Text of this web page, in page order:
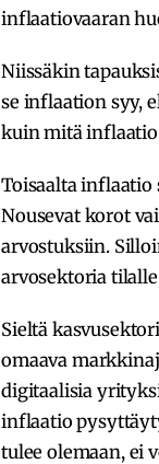
inflaatiovaaran
Niissäkin
se inflaation syy,
kuin mitä inflaatio
Toisaalta inflaatio
Nousevat korot
arvostuksiin.
arvosektoria
Sieltä
omaava
digitaalisia
inflaatio
tulee olemaan, ei